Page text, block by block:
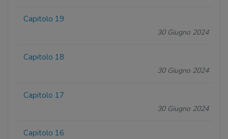
Capitolo 19
30 Giugno 2024
Capitolo 18
30 Giugno 2024
Capitolo 17
30 Giugno 2024
Capitolo 16